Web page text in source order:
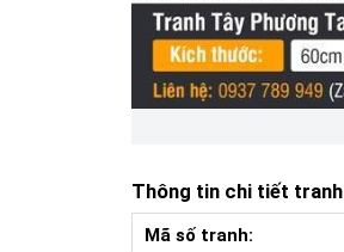
Thông tin chi tiết tranh
Mã số tranh: